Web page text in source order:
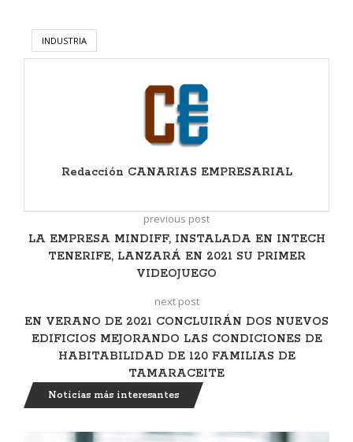
INDUSTRIA
Redacción CANARIAS EMPRESARIAL
previous post
LA EMPRESA MINDIFF, INSTALADA EN INTECH
TENERIFE, LANZARÁ EN 2021 SU PRIMER
VIDEOJUEGO
next post
EN VERANO DE 2021 CONCLUIRÁN DOS NUEVOS
EDIFICIOS MEJORANDO LAS CONDICIONES DE
HABITABILIDAD DE 120 FAMILIAS DE
TAMARACEITE
Noticias más interesantes